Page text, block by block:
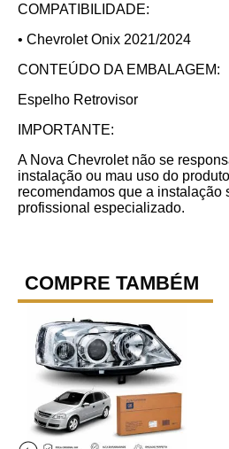
COMPATIBILIDADE:
• Chevrolet Onix 2021/2024
CONTEÚDO DA EMBALAGEM:
Espelho Retrovisor
IMPORTANTE:
A Nova Chevrolet não se
instalação ou mau uso do
recomendamos que a instalação
profissional especializado.
COMPRE TAMBÉM